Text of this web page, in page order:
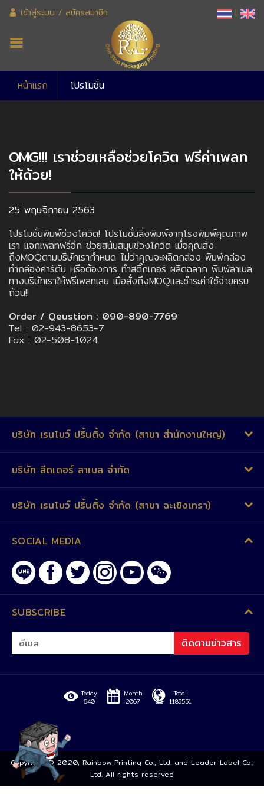
เข้าสู่ระบบ / สมัครสมาชิก |
หน้าแรก โปรโมชั่น
OMG!!! เราช่วยเหลือช่วยโควิต ฟรีค่าเพลท
ให้ด้วย!
25 พฤษจิกายน 2563
โปรโมชั่นพิมพ์ช่วงโควิต! โปรโมชั่นสิ่งพิมพ์จากโรงพิมพ์คุณภาพ
เรา แจกเพลทฟรีอีก ช่วยสนับสนุนช่วงโควิต เมื่อคุณสั่ง
ถึงMOQตามบริษัทเรากำหนด ไม่ว่าคุณจะผลิตกล่อง พิมพ์กล่อง
ทำกล่องคาร์ตัน หรือต้องการ ทำสติ๊กเกอร์ ผลิตฉลาก พิมพ์ลาเบล
ทางบริษัทเราให้ฟรีเพลทเลย เมื่อสั่งถึงMOQและชำระค่าใช้จ่ายครบ
ถ้วน!!
Order / Qeustion : 090-890-7769
Tel : 02-943-8653-7
Fax : 02-508-1024
บริษัท เรนโบว์ ปริ้นติ้ง จำกัด (สาขา สำนักงานใหญ่)
บริษัท ลีดเดอร์ ลาเบล จำกัด
บริษัท เรนโบว์ ปริ้นติ้ง จำกัด (สาขา ฉะเชิงเทรา)
SOCIAL MEDIA
SUBSCRIBE
ติดตามข่าวสาร
Today
640
Month
2067
Total
1189551
Copyright © 2020, Rainbow Printing Co., Ltd. and Leader Label Co.,
Ltd. All rights reserved